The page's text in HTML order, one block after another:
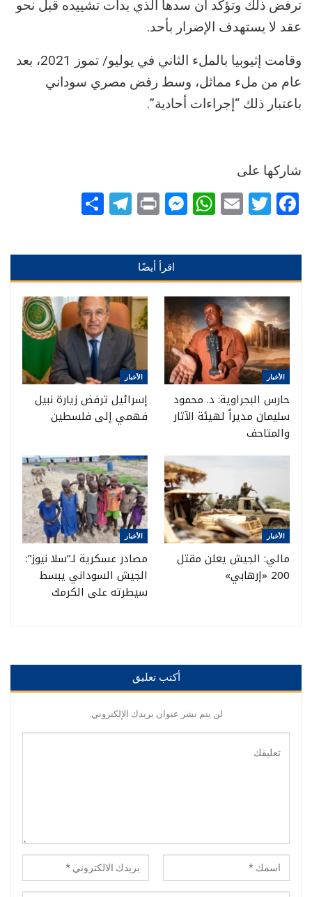
ترفض ذلك وتؤكد أن سدها الذي بدأت تشييده قبل نحو
عقد لا يستهدف الإضرار بأحد.
وقامت إثيوبيا بالملء الثاني في يوليو/ تموز 2021، بعد
عام من ملء مماثل، وسط رفض مصري سوداني
باعتبار ذلك “إجراءات أحادية”.
شاركها على
Facebook
Twitter
Email
WhatsApp
Messenger
Print
Telegram
اقرأ أيضًا
الأخبار
حارس البجراوية: د. محمود
سليمان مديراً لهيئة الآثار
والمتاحف
الأخبار
إسرائيل ترفض زيارة نبيل
فهمي إلى فلسطين
الأخبار
مالي: الجيش يعلن مقتل
200 «إرهابي»
الأخبار
مصادر عسكرية لـ”سلا نيوز”:
الجيش السوداني يبسط
سيطرته على الكرمك
أكتب تعليق
لن يتم نشر عنوان بريدك الإلكتروني.